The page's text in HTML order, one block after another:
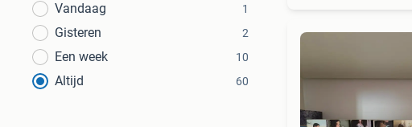
Vandaag
1
Gisteren 2
Een week 10
Altijd 60